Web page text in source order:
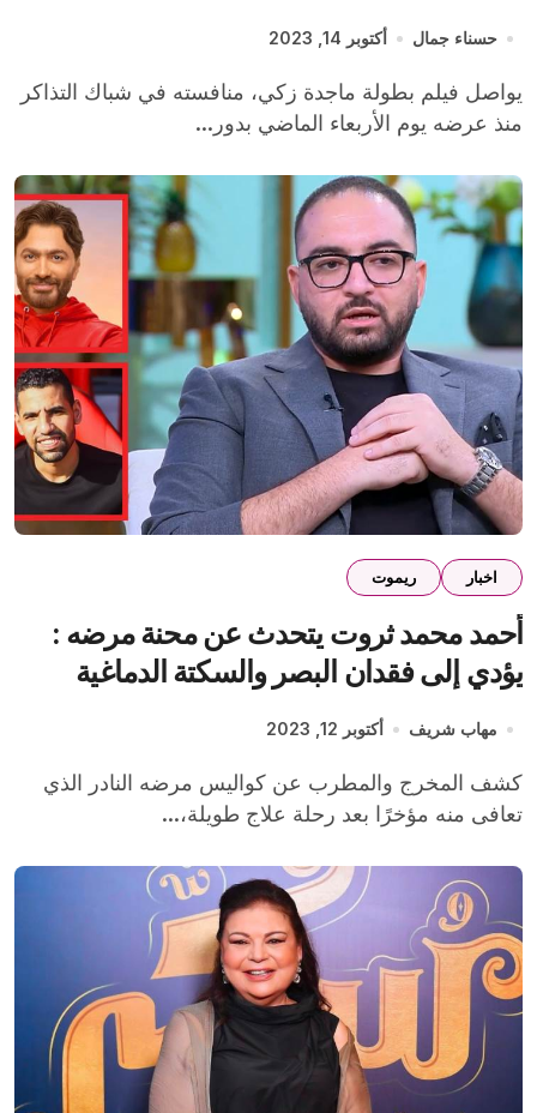
حسناء جمال أكتوبر 14, 2023
يواصل فيلم بطولة ماجدة زكي، منافسته في شباك التذاكر
منذ عرضه يوم الأربعاء الماضي بدور...
اخبار ريموت
أحمد محمد ثروت يتحدث عن محنة مرضه :
يؤدي إلى فقدان البصر والسكتة الدماغية
ومؤمن زكريا دعا لي
مهاب شريف أكتوبر 12, 2023
كشف المخرج والمطرب عن كواليس مرضه النادر الذي
تعافى منه مؤخرًا بعد رحلة علاج طويلة،...